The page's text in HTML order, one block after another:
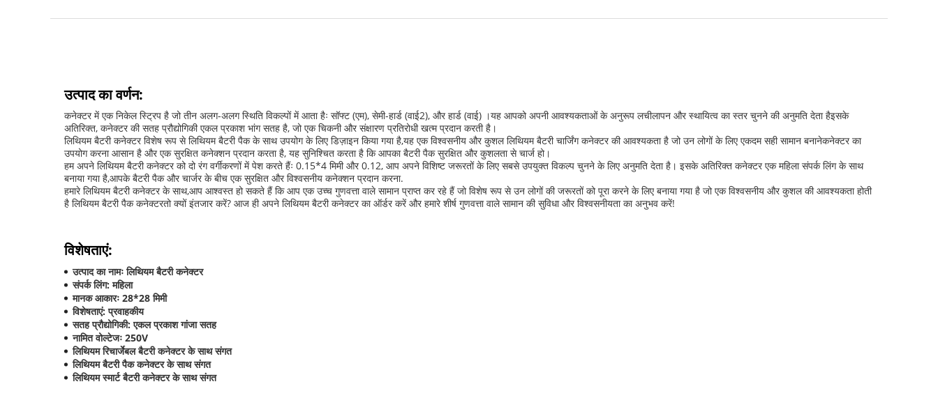
उत्पाद का वर्णन:
कनेक्टर में एक निकेल स्ट्रिप है जो तीन अलग-अलग स्थिति विकल्पों में आता हैः सॉफ्ट (एम), सेमी-हार्ड (वाई2), और हार्ड (वाई) ।यह आपको अपनी आवश्यकताओं के अनुरूप लचीलापन और स्थायित्व का स्तर चुनने की अनुमति देता हैइसके
अतिरिक्त, कनेक्टर की सतह प्रौद्योगिकी एकल प्रकाश भांग सतह है, जो एक चिकनी और संक्षारण प्रतिरोधी खत्म प्रदान करती है।
लिथियम बैटरी कनेक्टर विशेष रूप से लिथियम बैटरी पैक के साथ उपयोग के लिए डिज़ाइन किया गया है,यह एक विश्वसनीय और कुशल लिथियम बैटरी चार्जिंग कनेक्टर की आवश्यकता है जो उन लोगों के लिए एकदम सही सामान बनानेकनेक्टर का
उपयोग करना आसान है और एक सुरक्षित कनेक्शन प्रदान करता है, यह सुनिश्चित करता है कि आपका बैटरी पैक सुरक्षित और कुशलता से चार्ज हो।
हम अपने लिथियम बैटरी कनेक्टर को दो रंग वर्गीकरणों में पेश करते हैंः 0.15*4 मिमी और 0.12, आप अपने विशिष्ट जरूरतों के लिए सबसे उपयुक्त विकल्प चुनने के लिए अनुमति देता है। इसके अतिरिक्त कनेक्टर एक महिला संपर्क लिंग के साथ
बनाया गया है,आपके बैटरी पैक और चार्जर के बीच एक सुरक्षित और विश्वसनीय कनेक्शन प्रदान करना.
हमारे लिथियम बैटरी कनेक्टर के साथ,आप आश्वस्त हो सकते हैं कि आप एक उच्च गुणवत्ता वाले सामान प्राप्त कर रहे हैं जो विशेष रूप से उन लोगों की जरूरतों को पूरा करने के लिए बनाया गया है जो एक विश्वसनीय और कुशल की आवश्यकता होती
है लिथियम बैटरी पैक कनेक्टरतो क्यों इंतजार करें? आज ही अपने लिथियम बैटरी कनेक्टर का ऑर्डर करें और हमारे शीर्ष गुणवत्ता वाले सामान की सुविधा और विश्वसनीयता का अनुभव करें!
विशेषताएं:
उत्पाद का नामः लिथियम बैटरी कनेक्टर
संपर्क लिंग: महिला
मानक आकारः 28*28 मिमी
विशेषताएं: प्रवाहकीय
सतह प्रौद्योगिकी: एकल प्रकाश गांजा सतह
नामित वोल्टेजः 250V
लिथियम रिचार्जेबल बैटरी कनेक्टर के साथ संगत
लिथियम बैटरी पैक कनेक्टर के साथ संगत
लिथियम स्मार्ट बैटरी कनेक्टर के साथ संगत